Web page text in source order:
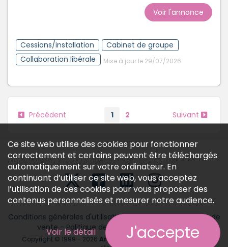
Voir l'annonce
Cessions/installation
Cabinet de groupe
Collaboration libérale
Mise à jour le 29/07/2026
Précédent 1 2 Suivant
Conditions générales d'utilisation-Conditions générales de
vente -Politique des données personnelles
Copyright © 1999 - 2026 Annonces médicalestous droits
Ce site web utilise des cookies pour fonctionner
correctement et certains peuvent être téléchargés
automatiquement sur votre ordinateur. En
continuant d’utiliser ce site web, vous acceptez
l’utilisation de ces cookies pour vous proposer des
contenus personnalisés et mesurer notre audience.
Voir le détail J'accepte